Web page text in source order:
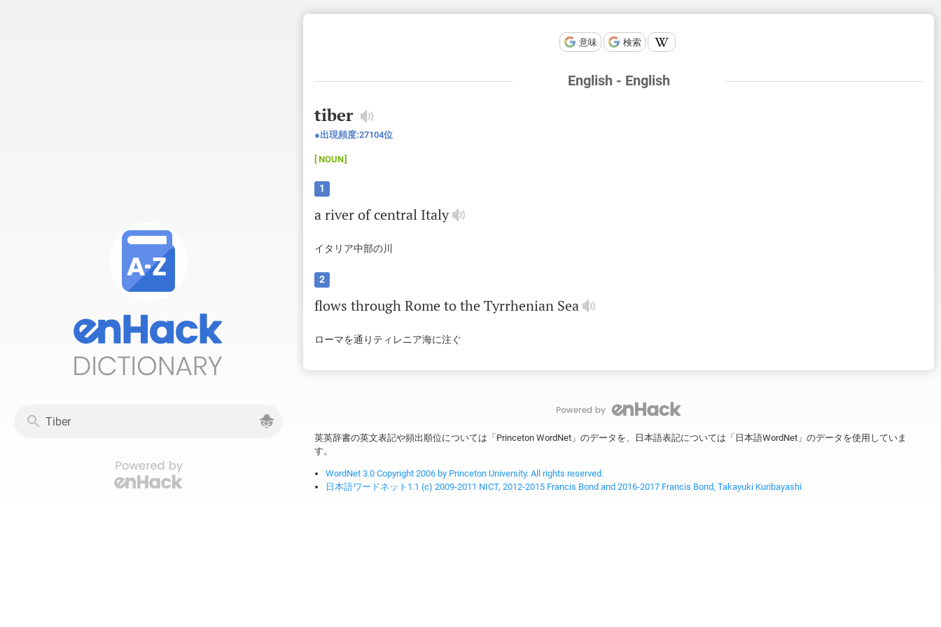
意味 検索
English - English
tiber
出現頻度:27104位
NOUN
1
ariverofcentral Italy
イタリア中部の川
2
flows throughRome tothe Tyrrhenian Sea
ローマを通りティレニア海に注ぐ
英英辞書の英文表記や頻出順位については「Princeton WordNet」のデータを、日本語表記については「日本語WordNet」のデータを使用していま
す。
WordNet 3.0 Copyright 2006 by Princeton University. All rights reserved.
日本語ワードネット1.1 (c) 2009-2011 NICT, 2012-2015 Francis Bond and 2016-2017 Francis Bond, Takayuki Kuribayashi